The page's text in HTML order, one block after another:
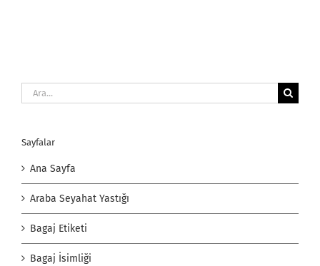
Ara:
Sayfalar
Ana Sayfa
Araba Seyahat Yastığı
Bagaj Etiketi
Bagaj İsimliği